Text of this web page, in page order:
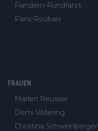
Flandern-Rundfahrt
Paris-Roubaix
FRAUEN
Marlen Reusser
Demi Vollering
Christina Schweinberger